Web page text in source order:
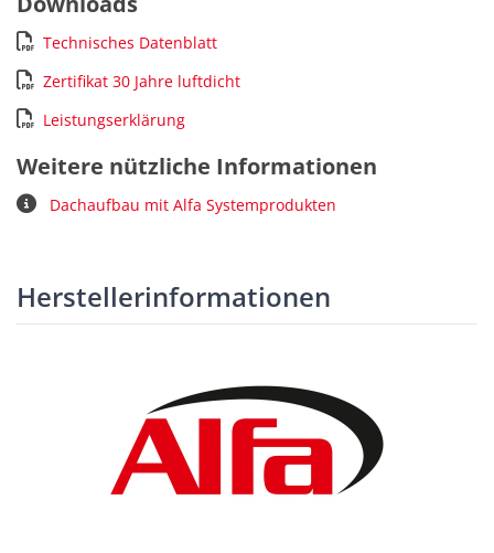
Technisches Datenblatt
Zertifikat 30 Jahre luftdicht
Leistungserklärung
Weitere nützliche Informationen
Dachaufbau mit Alfa Systemprodukten
Herstellerinformationen